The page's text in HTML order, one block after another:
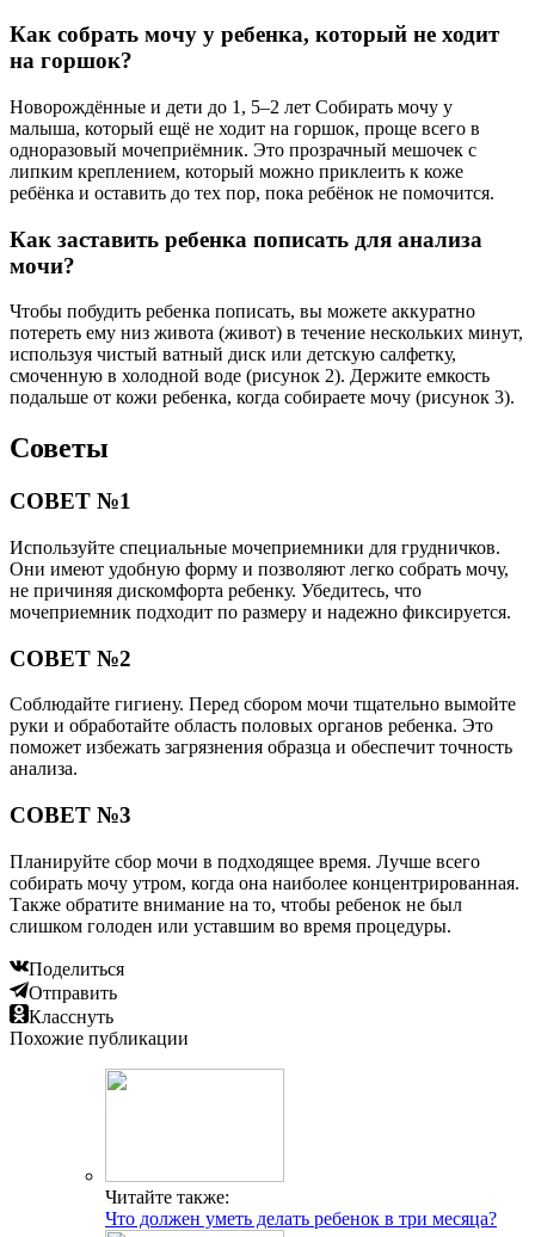
Как собрать мочу у ребенка, который не ходит
на горшок?
Новорождённые и дети до 1, 5–2 лет Собирать мочу у
малыша, который ещё не ходит на горшок, проще всего в
одноразовый мочеприёмник. Это прозрачный мешочек с
липким креплением, который можно приклеить к коже
ребёнка и оставить до тех пор, пока ребёнок не помочится.
Как заставить ребенка пописать для анализа
мочи?
Чтобы побудить ребенка пописать, вы можете аккуратно
потереть ему низ живота (живот) в течение нескольких минут,
используя чистый ватный диск или детскую салфетку,
смоченную в холодной воде (рисунок 2). Держите емкость
подальше от кожи ребенка, когда собираете мочу (рисунок 3).
Советы
СОВЕТ №1
Используйте специальные мочеприемники для грудничков.
Они имеют удобную форму и позволяют легко собрать мочу,
не причиняя дискомфорта ребенку. Убедитесь, что
мочеприемник подходит по размеру и надежно фиксируется.
СОВЕТ №2
Соблюдайте гигиену. Перед сбором мочи тщательно вымойте
руки и обработайте область половых органов ребенка. Это
поможет избежать загрязнения образца и обеспечит точность
анализа.
СОВЕТ №3
Планируйте сбор мочи в подходящее время. Лучше всего
собирать мочу утром, когда она наиболее концентрированная.
Также обратите внимание на то, чтобы ребенок не был
слишком голоден или уставшим во время процедуры.
Поделиться
Отправить
Класснуть
Похожие публикации
Читайте также:
Что должен уметь делать ребенок в три месяца?